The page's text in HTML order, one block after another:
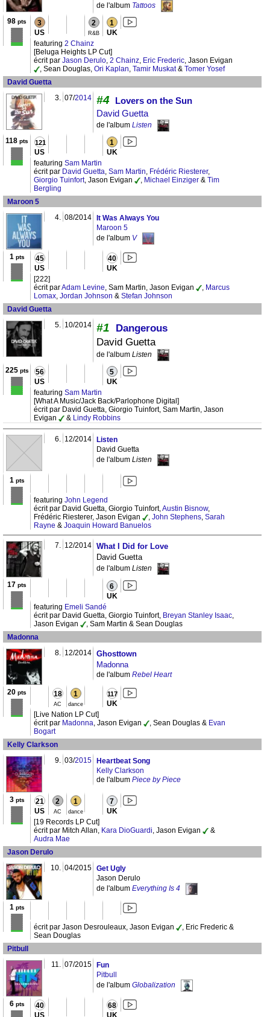
de l'album Tattoos
98 pts 3
US
2
R&B
1
UK
featuring 2 Chainz
[Beluga Heights LP Cut]
écrit par Jason Derulo, 2 Chainz, Eric Frederic, Jason Evigan
, Sean Douglas, Ori Kaplan, Tamir Muskat& Tomer Yosef
David Guetta
3. 07/2014 #4 Lovers on the Sun
David Guetta
de l'album Listen
118 pts
121
US
1
UK
featuring Sam Martin
écrit par David Guetta, Sam Martin, Frédéric Riesterer,
Giorgio Tuinfort, Jason Evigan , Michael Einziger & Tim
Bergling
Maroon 5
4. 08/2014
It Was Always You
Maroon 5
de l'album V
1 pts 45
US
40
UK
[222]
écrit parAdam Levine, Sam Martin, Jason Evigan , Marcus
Lomax, Jordan Johnson & Stefan Johnson
David Guetta
5. 10/2014 #1
Dangerous
David Guetta
de l'album Listen
225pts 56
US
5
UK
featuring Sam Martin
[What A Music/Jack Back/Parlophone Digital]
écrit par David Guetta, Giorgio Tuinfort, Sam Martin, Jason
Evigan
& Lindy Robbins
6. 12/2014
Listen
David Guetta
de l'album Listen
1 pts
featuring John Legend
écrit par David Guetta, Giorgio Tuinfort,Austin Bisnow,
Frédéric Riesterer, Jason Evigan
, John Stephens, Sarah
Rayne & Joaquin Howard Banuelos
7. 12/2014 What I Did for Love
David Guetta
de l'album Listen
17 pts 6
UK
featuring Emeli Sandé
écrit par David Guetta, Giorgio Tuinfort, Breyan Stanley Isaac,
Jason Evigan
, Sam Martin & Sean Douglas
Madonna
8. 12/2014 Ghosttown
Madonna
de l'album Rebel Heart
20 pts 18
AC
1
dance
117
UK
[Live Nation LP Cut]
écrit par Madonna, Jason Evigan , Sean Douglas & Evan
Bogart
Kelly Clarkson
9. 03/2015
Heartbeat Song
Kelly Clarkson
de l'album Piece by Piece
3pts 21
US
2
AC
1
dance
7
UK
[19 Records LP Cut]
écrit par Mitch Allan, Kara DioGuardi, Jason Evigan
&
Audra Mae
Jason Derulo
10. 04/2015 Get Ugly
Jason Derulo
de l'album Everything Is 4
1 pts
écrit par Jason Desrouleaux, Jason Evigan
, Eric Frederic &
Sean Douglas
Pitbull
11. 07/2015
Fun
Pitbull
de l'album Globalization
6pts 40
US
68
UK